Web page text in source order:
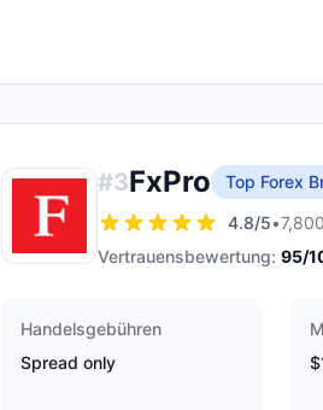
#3FxPro
Top Forex
4.8/5•
Vertrauensbewertung: 95/
Handelsgebühren
Spread only